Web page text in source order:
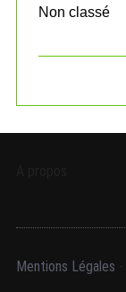
Non classé
Mentions Légales